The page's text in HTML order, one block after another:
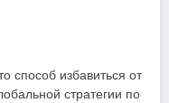
способ избавиться от
стратегии по